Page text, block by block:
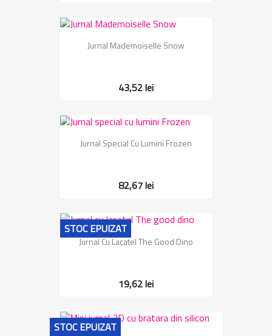
Jurnal Mademoiselle Snow
43,52 lei
Jurnal Special Cu Lumini Frozen
82,67 lei
Jurnal Cu Lacatel The Good Dino
19,62 lei
STOC EPUIZAT
STOC EPUIZAT